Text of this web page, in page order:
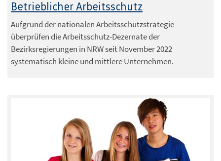
Betrieblicher Arbeitsschutz
Aufgrund der nationalen Arbeitsschutzstrategie
überprüfen die Arbeitsschutz-Dezernate der
Bezirksregierungen in NRW seit November 2022
systematisch kleine und mittlere Unternehmen.